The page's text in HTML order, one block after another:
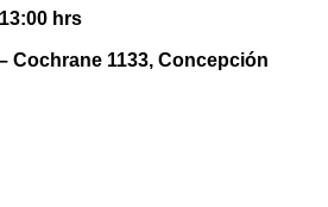
hrs
Cochrane 1133, Concepción